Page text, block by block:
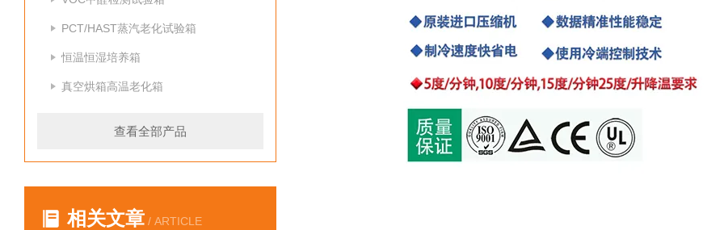
PCT/HAST蒸汽老化试验箱
恒温恒湿培养箱
真空烘箱高温老化箱
查看全部产品
相关文章 / ARTICLE